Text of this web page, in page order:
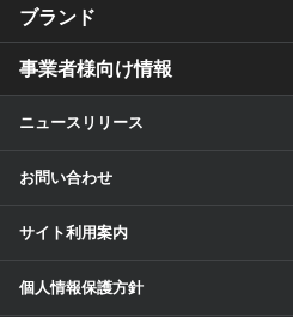
ブランド
事業者様向け情報
ニュースリリース
お問い合わせ
サイト利用案内
個人情報保護方針